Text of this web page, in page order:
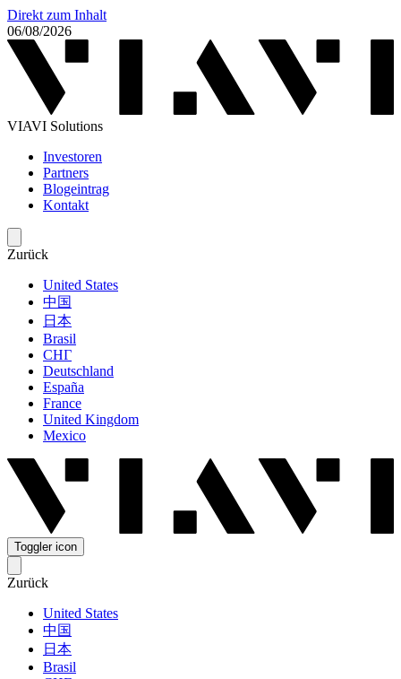
Direkt zum Inhalt
06/08/2026
VIAVI Solutions
Investoren
Partners
Blogeintrag
Kontakt
Zurück
United States
中国
日本
Brasil
СНГ
Deutschland
España
France
United Kingdom
Mexico
Toggler icon
Zurück
United States
中国
日本
Brasil